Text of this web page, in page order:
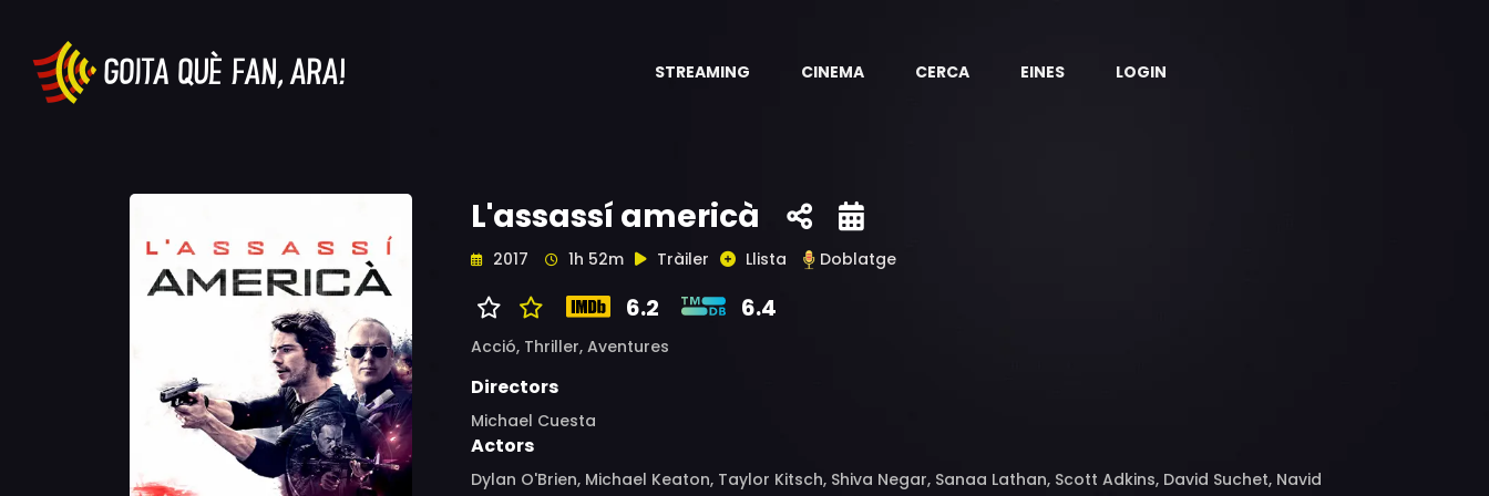
STREAMING CINEMA CERCA EINES LOGIN
L'assassí americà
2017 1h 52m Tràiler Llista Doblatge
6.2 6.4
Acció, Thriller, Aventures
Directors
Michael Cuesta
Actors
Dylan O'Brien, Michael Keaton, Taylor Kitsch, Shiva Negar, Sanaa Lathan, Scott Adkins, David Suchet, Navid